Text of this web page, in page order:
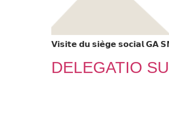
𝗩𝗶𝘀𝗶𝘁𝗲 𝗱𝘂 𝘀𝗶𝗲̀𝗴𝗲 𝘀𝗼𝗰𝗶𝗮𝗹
DELEGATIO